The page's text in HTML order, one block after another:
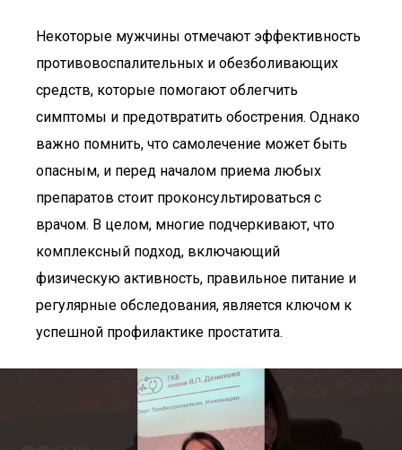
Некоторые мужчины отмечают эффективность
противовоспалительных и обезболивающих
средств, которые помогают облегчить
симптомы и предотвратить обострения. Однако
важно помнить, что самолечение может быть
опасным, и перед началом приема любых
препаратов стоит проконсультироваться с
врачом. В целом, многие подчеркивают, что
комплексный подход, включающий
физическую активность, правильное питание и
регулярные обследования, является ключом к
успешной профилактике простатита.